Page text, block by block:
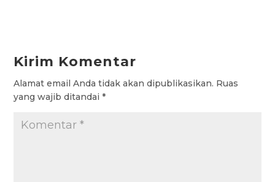
o
o
A
p
e
r
r
a
e
Kirim Komentar
Alamat email Anda tidak akan dipublikasikan. Ruas
yang wajib ditandai*